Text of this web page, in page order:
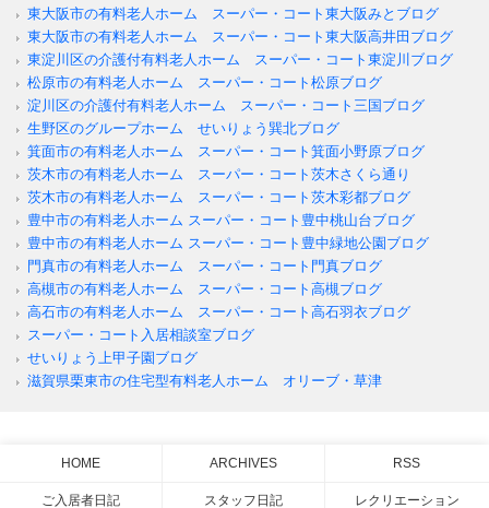
東大阪市の有料老人ホーム スーパー・コート東大阪みとブログ
東大阪市の有料老人ホーム スーパー・コート東大阪高井田ブログ
東淀川区の介護付有料老人ホーム スーパー・コート東淀川ブログ
松原市の有料老人ホーム スーパー・コート松原ブログ
淀川区の介護付有料老人ホーム スーパー・コート三国ブログ
生野区のグループホーム せいりょう巽北ブログ
箕面市の有料老人ホーム スーパー・コート箕面小野原ブログ
茨木市の有料老人ホーム スーパー・コート茨木さくら通り
茨木市の有料老人ホーム スーパー・コート茨木彩都ブログ
豊中市の有料老人ホーム スーパー・コート豊中桃山台ブログ
豊中市の有料老人ホーム スーパー・コート豊中緑地公園ブログ
門真市の有料老人ホーム スーパー・コート門真ブログ
高槻市の有料老人ホーム スーパー・コート高槻ブログ
高石市の有料老人ホーム スーパー・コート高石羽衣ブログ
スーパー・コート入居相談室ブログ
せいりょう上甲子園ブログ
滋賀県栗東市の住宅型有料老人ホーム オリーブ・草津
HOME ARCHIVES RSS
ご入居者日記 スタッフ日記 レクリエーション